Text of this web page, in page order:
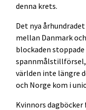
denna krets.
Det nya
mellan Danmark
blockaden
spannmålstillförsel,
världen inte längre
och Norge kom i
Kvinnors